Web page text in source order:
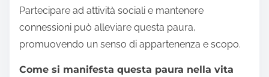
Partecipare ad attività sociali e mantenere
connessioni può alleviare questa paura,
promuovendo un senso di appartenenza e scopo.
Come si manifesta questa paura nella vita